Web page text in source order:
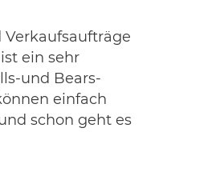
ein sehr
und Bears-
einfach
schon geht es